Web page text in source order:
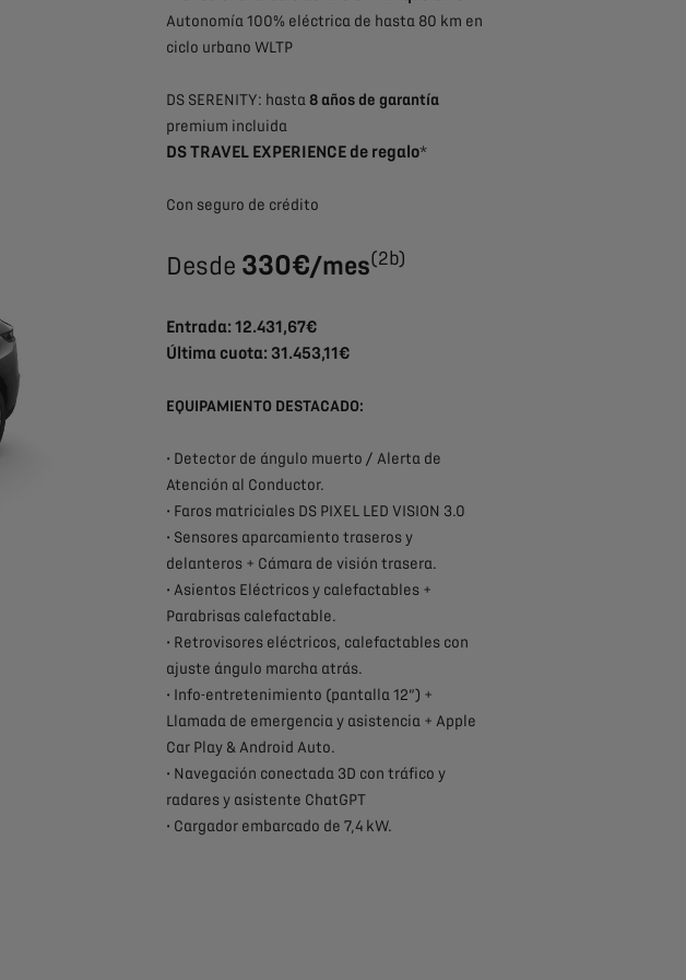
Autonomía 100% eléctrica de hasta 80 km en
ciclo urbano WLTP
DS SERENITY: hasta 8 años de garantía
premium incluida
DS TRAVEL EXPERIENCE de regalo*
Con seguro de crédito
Desde 330€/mes(2b)
Entrada: 12.431,67€
Última cuota: 31.453,11€
EQUIPAMIENTO DESTACADO:
• Detector de ángulo muerto / Alerta de
Atención al Conductor.
• Faros matriciales DS PIXEL LED VISION 3.0
• Sensores aparcamiento traseros y
delanteros + Cámara de visión trasera.
• Asientos Eléctricos y calefactables +
Parabrisas calefactable.
• Retrovisores eléctricos, calefactables con
ajuste ángulo marcha atrás.
• Info-entretenimiento (pantalla 12”) +
Llamada de emergencia y asistencia + Apple
Car Play & Android Auto.
• Navegación conectada 3D con tráfico y
radares y asistente ChatGPT
• Cargador embarcado de 7,4 kW.